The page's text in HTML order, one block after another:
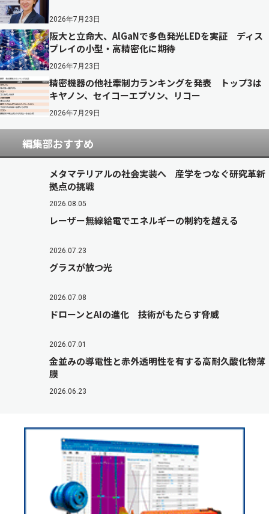
2026年7月23日
阪大と立命大、AlGaNで多色発光LEDを実証 ディス
プレイの小型・高精密化に期待
2026年7月23日
精密機器の他社牽制力ランキングを発表 トップ3は
キヤノン、セイコーエプソン、リコー
2026年7月29日
編集部おすすめ
メタマテリアルの社会実装へ 産学をつなぐ研究革新
拠点の挑戦
2026.08.05
レーザー無線給電でエネルギーの制約を越える
2026.07.23
グラスが放つ光
2026.07.08
ドローンとAIの進化 技術がもたらす脅威
2026.07.01
金並みの導電性と赤外透明性を有する高耐久酸化物薄
膜
2026.06.23